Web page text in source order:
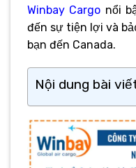
Winbay Cargo nổi
đến sự tiện lợi và
bạn đến Canada.
Nội dung bài